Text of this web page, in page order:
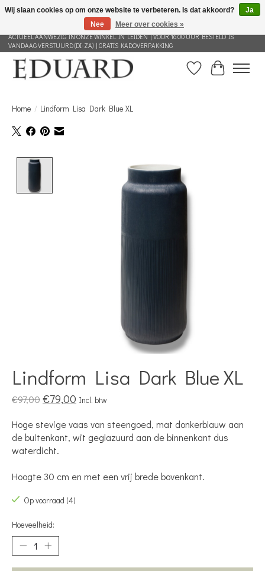
GRATIS VERZENDING NEDERLAND VANAF 100 EURO | ALLES IN DEZE WEBSHOP IS
ACTUEEL AANWEZIG IN ONZE WINKEL IN LEIDEN | VOOR 16.00 UUR BESTELD IS
VANDAAG VERSTUURD (DI-ZA) | GRATIS KADOVERPAKKING
Verlanglijst
Home / Lindform Lisa Dark Blue XL
Product image slideshow Items
Lindform Lisa Dark Blue XL
€97,00€79,00 Incl. btw
Hoge stevige vaas van steengoed, mat donkerblauw aan
de buitenkant, wit geglazuurd aan de binnenkant dus
waterdicht.
Hoogte 30 cm en met een vrij brede bovenkant.
Op voorraad (4)
Hoeveelheid:
Wij slaan cookies op om onze website te verbeteren. Is dat akkoord?
Ja
Nee
Meer over cookies »